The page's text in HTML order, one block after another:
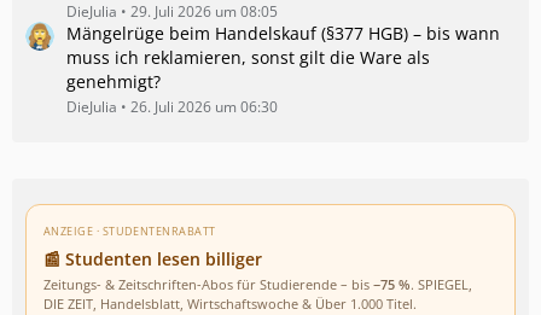
DieJulia 29. Juli 2026 um 08:05
Mängelrüge beim Handelskauf (§377 HGB) – bis wann
muss ich reklamieren, sonst gilt die Ware als
genehmigt?
DieJulia 26. Juli 2026 um 06:30
ANZEIGE · STUDENTENRABATT
📰 Studenten lesen billiger
Zeitungs- & Zeitschriften-Abos für Studierende – bis −75 %. SPIEGEL,
DIE ZEIT, Handelsblatt, Wirtschaftswoche & Über 1.000 Titel.